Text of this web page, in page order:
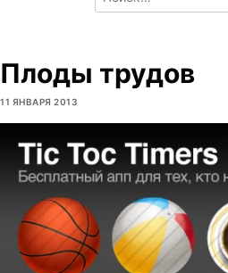
for:
Плоды трудов
11 ЯНВАРЯ 2013